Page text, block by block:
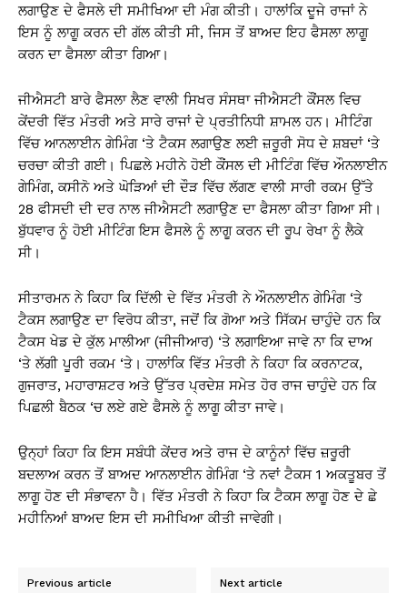
ਲਗਾਉਣ ਦੇ ਫੈਸਲੇ ਦੀ ਸਮੀਖਿਆ ਦੀ ਮੰਗ ਕੀਤੀ। ਹਾਲਾਂਕਿ ਦੂਜੇ ਰਾਜਾਂ ਨੇ
ਇਸ ਨੂੰ ਲਾਗੂ ਕਰਨ ਦੀ ਗੱਲ ਕੀਤੀ ਸੀ, ਜਿਸ ਤੋਂ ਬਾਅਦ ਇਹ ਫੈਸਲਾ ਲਾਗੂ
ਕਰਨ ਦਾ ਫੈਸਲਾ ਕੀਤਾ ਗਿਆ।
ਜੀਐਸਟੀ ਬਾਰੇ ਫੈਸਲਾ ਲੈਣ ਵਾਲੀ ਸਿਖਰ ਸੰਸਥਾ ਜੀਐਸਟੀ ਕੌਂਸਲ ਵਿਚ
ਕੇਂਦਰੀ ਵਿੱਤ ਮੰਤਰੀ ਅਤੇ ਸਾਰੇ ਰਾਜਾਂ ਦੇ ਪ੍ਰਤੀਨਿਧੀ ਸ਼ਾਮਲ ਹਨ। ਮੀਟਿੰਗ
ਵਿੱਚ ਆਨਲਾਈਨ ਗੇਮਿੰਗ ‘ਤੇ ਟੈਕਸ ਲਗਾਉਣ ਲਈ ਜ਼ਰੂਰੀ ਸੋਧ ਦੇ ਸ਼ਬਦਾਂ ‘ਤੇ
ਚਰਚਾ ਕੀਤੀ ਗਈ। ਪਿਛਲੇ ਮਹੀਨੇ ਹੋਈ ਕੌਂਸਲ ਦੀ ਮੀਟਿੰਗ ਵਿੱਚ ਔਨਲਾਈਨ
ਗੇਮਿੰਗ, ਕਸੀਨੋ ਅਤੇ ਘੋੜਿਆਂ ਦੀ ਦੌੜ ਵਿੱਚ ਲੱਗਣ ਵਾਲੀ ਸਾਰੀ ਰਕਮ ਉੱਤੇ
28 ਫੀਸਦੀ ਦੀ ਦਰ ਨਾਲ ਜੀਐਸਟੀ ਲਗਾਉਣ ਦਾ ਫੈਸਲਾ ਕੀਤਾ ਗਿਆ ਸੀ।
ਬੁੱਧਵਾਰ ਨੂੰ ਹੋਈ ਮੀਟਿੰਗ ਇਸ ਫੈਸਲੇ ਨੂੰ ਲਾਗੂ ਕਰਨ ਦੀ ਰੂਪ ਰੇਖਾ ਨੂੰ ਲੈਕੇ
ਸੀ।
ਸੀਤਾਰਮਨ ਨੇ ਕਿਹਾ ਕਿ ਦਿੱਲੀ ਦੇ ਵਿੱਤ ਮੰਤਰੀ ਨੇ ਔਨਲਾਈਨ ਗੇਮਿੰਗ ‘ਤੇ
ਟੈਕਸ ਲਗਾਉਣ ਦਾ ਵਿਰੋਧ ਕੀਤਾ, ਜਦੋਂ ਕਿ ਗੋਆ ਅਤੇ ਸਿੱਕਮ ਚਾਹੁੰਦੇ ਹਨ ਕਿ
ਟੈਕਸ ਖੇਡ ਦੇ ਕੁੱਲ ਮਾਲੀਆ (ਜੀਜੀਆਰ) ‘ਤੇ ਲਗਾਇਆ ਜਾਵੇ ਨਾ ਕਿ ਦਾਅ
‘ਤੇ ਲੱਗੀ ਪੂਰੀ ਰਕਮ ‘ਤੇ। ਹਾਲਾਂਕਿ ਵਿੱਤ ਮੰਤਰੀ ਨੇ ਕਿਹਾ ਕਿ ਕਰਨਾਟਕ,
ਗੁਜਰਾਤ, ਮਹਾਰਾਸ਼ਟਰ ਅਤੇ ਉੱਤਰ ਪ੍ਰਦੇਸ਼ ਸਮੇਤ ਹੋਰ ਰਾਜ ਚਾਹੁੰਦੇ ਹਨ ਕਿ
ਪਿਛਲੀ ਬੈਠਕ ‘ਚ ਲਏ ਗਏ ਫੈਸਲੇ ਨੂੰ ਲਾਗੂ ਕੀਤਾ ਜਾਵੇ।
ਉਨ੍ਹਾਂ ਕਿਹਾ ਕਿ ਇਸ ਸਬੰਧੀ ਕੇਂਦਰ ਅਤੇ ਰਾਜ ਦੇ ਕਾਨੂੰਨਾਂ ਵਿੱਚ ਜ਼ਰੂਰੀ
ਬਦਲਾਅ ਕਰਨ ਤੋਂ ਬਾਅਦ ਆਨਲਾਈਨ ਗੇਮਿੰਗ ‘ਤੇ ਨਵਾਂ ਟੈਕਸ 1 ਅਕਤੂਬਰ ਤੋਂ
ਲਾਗੂ ਹੋਣ ਦੀ ਸੰਭਾਵਨਾ ਹੈ। ਵਿੱਤ ਮੰਤਰੀ ਨੇ ਕਿਹਾ ਕਿ ਟੈਕਸ ਲਾਗੂ ਹੋਣ ਦੇ ਛੇ
ਮਹੀਨਿਆਂ ਬਾਅਦ ਇਸ ਦੀ ਸਮੀਖਿਆ ਕੀਤੀ ਜਾਵੇਗੀ।
Previous article Next article